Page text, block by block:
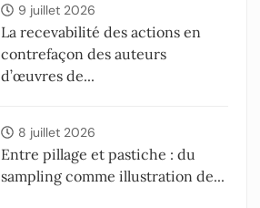
9 juillet 2026
La recevabilité des actions en
contrefaçon des auteurs
d’œuvres de...
8 juillet 2026
Entre pillage et pastiche : du
sampling comme illustration de...